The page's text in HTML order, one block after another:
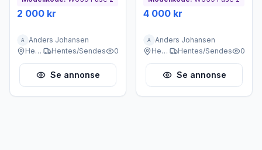
2 000 kr
A
Anders Johansen
Heggedal
Hentes/Sendes 0
Se annonse
4 000 kr
A
Anders Johansen
Heggedal
Hentes/Sendes 0
Se annonse